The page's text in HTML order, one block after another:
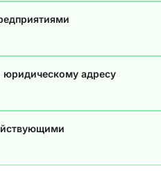
юридическому адресу